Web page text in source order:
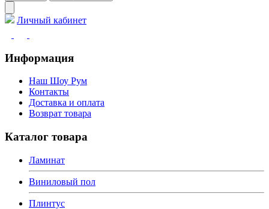
Личный кабинет
Информация
Наш Шоу Рум
Контакты
Доставка и оплата
Возврат товара
Каталог товара
Ламинат
Виниловый пол
Плинтус